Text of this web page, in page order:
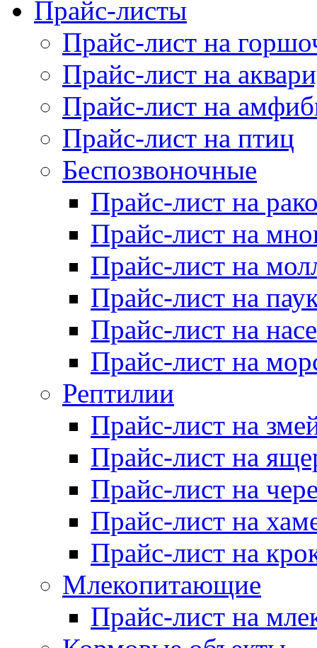
Прайс-листы
Прайс-лист на
Прайс-лист на
Прайс-лист на
Прайс-лист на птиц
Беспозвоночные
Прайс-лист на
Прайс-лист на
Прайс-лист на
Прайс-лист на
Прайс-лист на
Прайс-лист на
Рептилии
Прайс-лист на
Прайс-лист на
Прайс-лист на
Прайс-лист на
Прайс-лист на
Млекопитающие
Прайс-лист на